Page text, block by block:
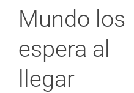
Mundo los
espera al
llegar